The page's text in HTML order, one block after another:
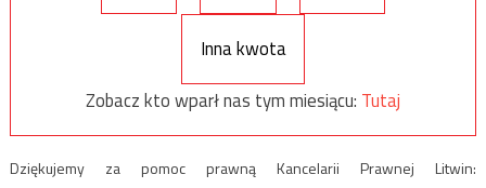
Inna kwota
Zobacz kto wparł nas tym miesiącu: Tutaj
Dziękujemy za pomoc prawną Kancelarii Prawnej Litwin: